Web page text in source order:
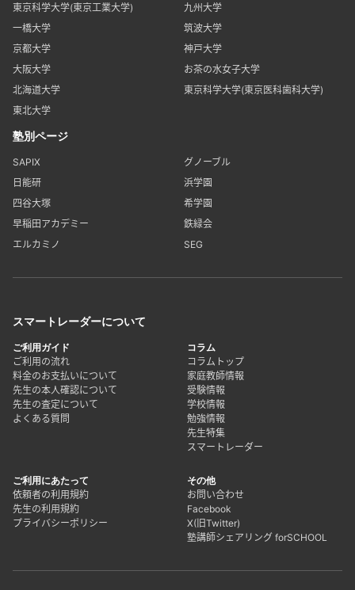
東京科学大学(東京工業大学)
九州大学
一橋大学
筑波大学
京都大学
神戸大学
大阪大学
お茶の水女子大学
北海道大学
東京科学大学(東京医科歯科大学)
東北大学
塾別ページ
SAPIX
グノーブル
日能研
浜学園
四谷大塚
希学園
早稲田アカデミー
鉄緑会
エルカミノ
SEG
スマートレーダーについて
ご利用ガイド
ご利用の流れ
料金のお支払いについて
先生の本人確認について
先生の査定について
よくある質問
コラム
コラムトップ
家庭教師情報
受験情報
学校情報
勉強情報
先生特集
スマートレーダー
ご利用にあたって
依頼者の利用規約
先生の利用規約
プライバシーポリシー
その他
お問い合わせ
Facebook
X(旧Twitter)
塾講師シェアリング forSCHOOL